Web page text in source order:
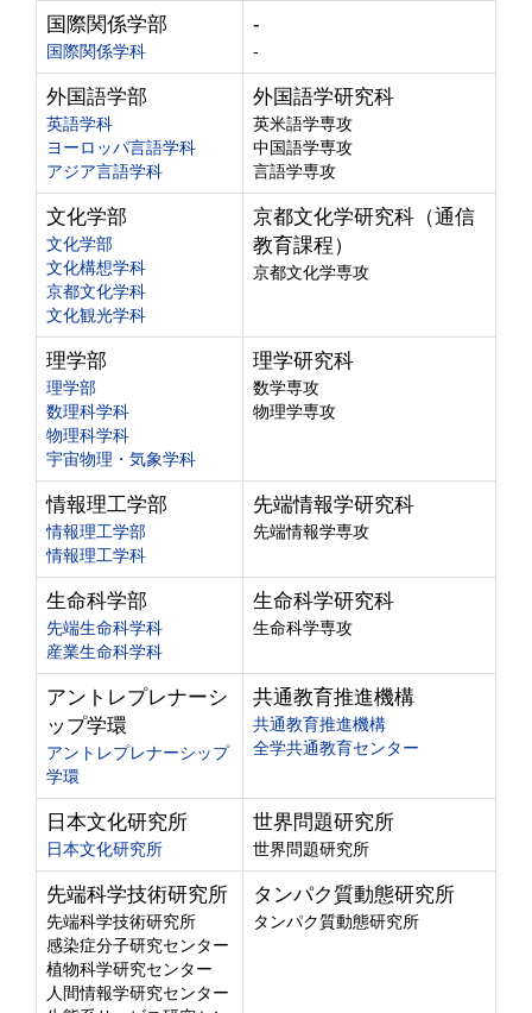
国際関係学部
国際関係学科
-
-
外国語学部
英語学科
ヨーロッパ言語学科
アジア言語学科
外国語学研究科
英米語学専攻
中国語学専攻
言語学専攻
文化学部
文化学部
文化構想学科
京都文化学科
文化観光学科
京都文化学研究科（通信
教育課程）
京都文化学専攻
理学部
理学部
数理科学科
物理科学科
宇宙物理・気象学科
理学研究科
数学専攻
物理学専攻
情報理工学部
情報理工学部
情報理工学科
先端情報学研究科
先端情報学専攻
生命科学部
先端生命科学科
産業生命科学科
生命科学研究科
生命科学専攻
アントレプレナーシ
ップ学環
アントレプレナーシップ
学環
共通教育推進機構
共通教育推進機構
全学共通教育センター
日本文化研究所
日本文化研究所
世界問題研究所
世界問題研究所
先端科学技術研究所
先端科学技術研究所
感染症分子研究センター
植物科学研究センター
人間情報学研究センター
タンパク質動態研究所
タンパク質動態研究所